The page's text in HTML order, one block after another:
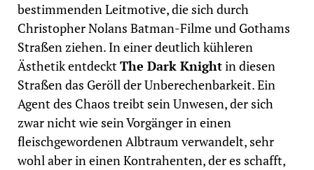
bestimmenden Leitmotive, die sich durch
Christopher Nolans Batman-Filme und Gothams
Straßen ziehen. In einer deutlich kühleren
Ästhetik entdecktThe Dark Knightin diesen
Straßen das Geröll der Unberechenbarkeit. Ein
Agent des Chaos treibt sein Unwesen, der sich
zwar nicht wie sein Vorgänger in einen
fleischgewordenen Albtraum verwandelt, sehr
wohl aber in einen Kontrahenten, der es schafft,